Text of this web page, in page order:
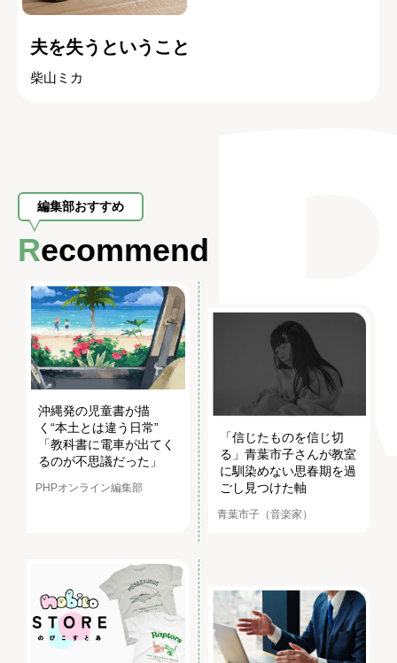
夫を失うということ
柴山ミカ
編集部おすすめ
Recommend
沖縄発の児童書が描
く“本土とは違う日常”
「教科書に電車が出てく
るのが不思議だった」
PHPオンライン編集部
「信じたものを信じ切
る」青葉市子さんが教室
に馴染めない思春期を過
ごし見つけた軸
青葉市子（音楽家）